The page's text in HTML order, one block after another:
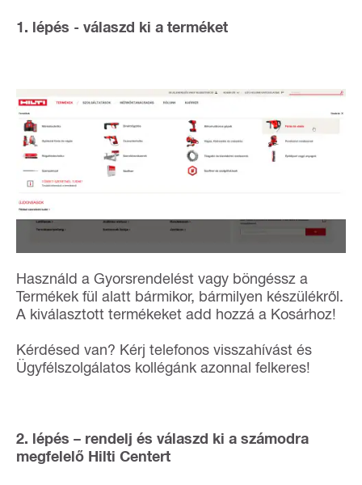
1. lépés - válaszd ki a terméket
Használd a Gyorsrendelést vagy böngéssz a
Termékek fül alatt bármikor, bármilyen készülékről.
A kiválasztott termékeket add hozzá a Kosárhoz!
Kérdésed van? Kérj telefonos visszahívást és
Ügyfélszolgálatos kollégánk azonnal felkeres!
2. lépés – rendelj és válaszd ki a számodra
megfelelő Hilti Centert